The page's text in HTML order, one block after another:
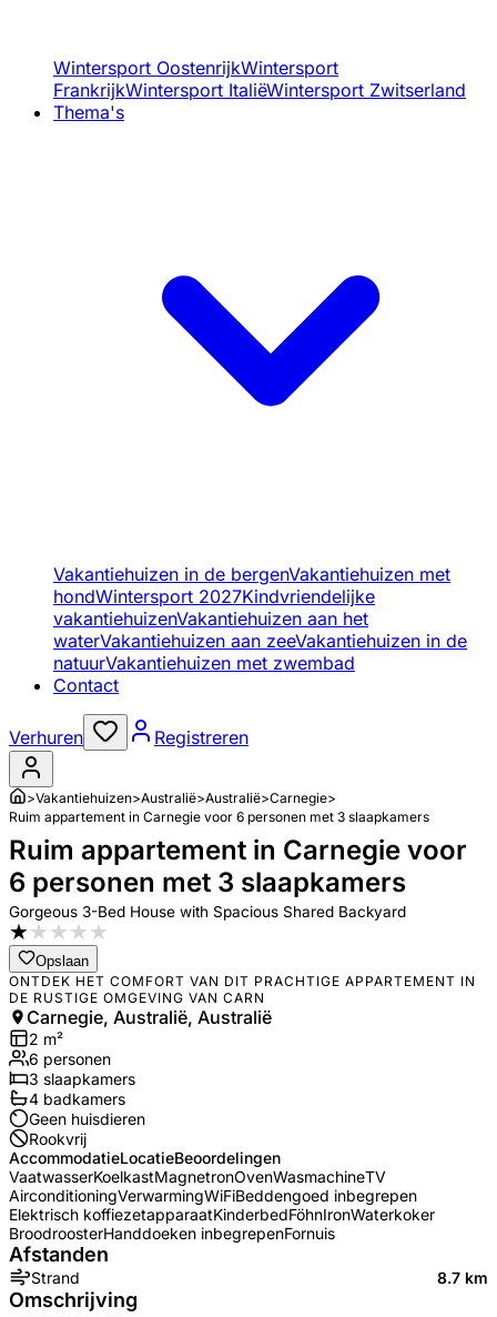
Wintersport OostenrijkWintersport
FrankrijkWintersport ItaliëWintersport Zwitserland
Thema's
Vakantiehuizen in de bergenVakantiehuizen met
hondWintersport 2027Kindvriendelijke
vakantiehuizenVakantiehuizen aan het
waterVakantiehuizen aan zeeVakantiehuizen in de
natuurVakantiehuizen met zwembad
Contact
Verhuren Registreren
>Vakantiehuizen>Australië>Australië>Carnegie>
Ruim appartement in Carnegie voor 6 personen met 3 slaapkamers
Ruim appartement in Carnegie voor
6 personen met 3 slaapkamers
Gorgeous 3-Bed House with Spacious Shared Backyard
★★★★★
Opslaan
ONTDEK HET COMFORT VAN DIT PRACHTIGE APPARTEMENT IN
DE RUSTIGE OMGEVING VAN CARN
Carnegie, Australië, Australië
2 m²
6 personen
3 slaapkamers
4 badkamers
Geen huisdieren
Rookvrij
AccommodatieLocatieBeoordelingen
VaatwasserKoelkastMagnetronOvenWasmachineTV
AirconditioningVerwarmingWiFiBeddengoed inbegrepen
Elektrisch koffiezetapparaatKinderbedFöhnIronWaterkoker
BroodroosterHanddoeken inbegrepenFornuis
Afstanden
Strand 8.7 km
Omschrijving